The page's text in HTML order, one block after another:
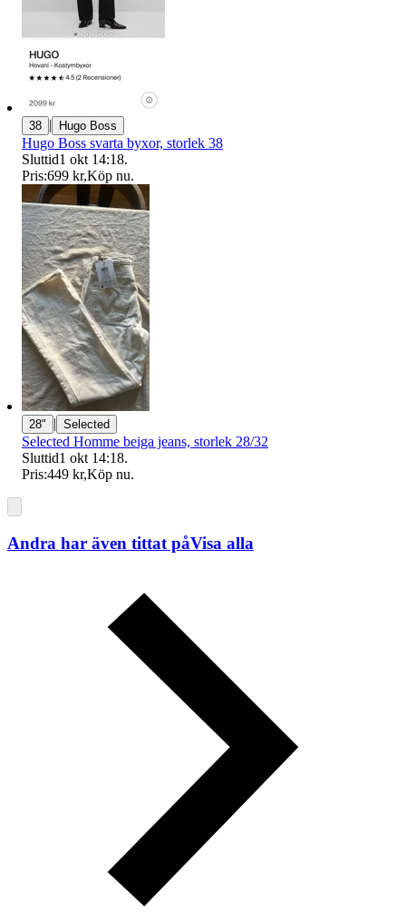
38 | Hugo Boss
Hugo Boss svarta byxor, storlek 38
Sluttid1 okt 14:18.
Pris:699 kr,Köp nu.
28" | Selected
Selected Homme beiga jeans, storlek 28/32
Sluttid1 okt 14:18.
Pris:449 kr,Köp nu.
Andra har även tittat påVisa alla